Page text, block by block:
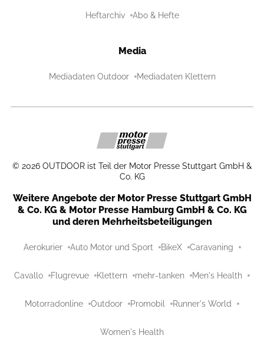
Heftarchiv Abo & Hefte
Media
Mediadaten Outdoor Mediadaten Klettern
© 2026 OUTDOOR ist Teil der Motor Presse Stuttgart GmbH &
Co. KG
Weitere Angebote der Motor Presse Stuttgart GmbH
& Co. KG & Motor Presse Hamburg GmbH & Co. KG
und deren Mehrheitsbeteiligungen
Aerokurier Auto Motor und Sport BikeX Caravaning
Cavallo Flugrevue Klettern mehr-tanken Men's Health
Motorradonline Outdoor Promobil Runner's World
Women's Health